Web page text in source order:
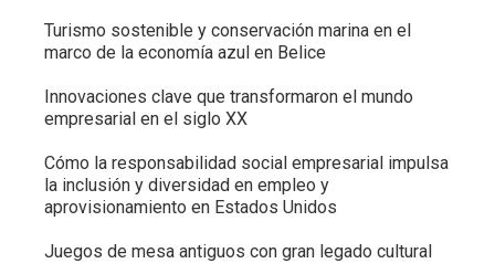
Turismo sostenible y conservación marina en el
marco de la economía azul en Belice
Innovaciones clave que transformaron el mundo
empresarial en el siglo XX
Cómo la responsabilidad social empresarial impulsa
la inclusión y diversidad en empleo y
aprovisionamiento en Estados Unidos
Juegos de mesa antiguos con gran legado cultural